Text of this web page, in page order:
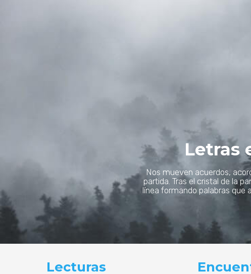
Letras
Nos mueven acuerdos,
partida. Tras el cristal de la
línea formando palabras que
Lecturas